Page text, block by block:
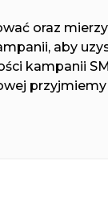
oraz
aby
kampanii